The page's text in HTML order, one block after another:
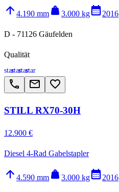
arrow_upward 4.190 mm weight 3.000 kgcalendar_month2016
D - 71126 Gäufelden
Qualität
starstarstarstar
call email favorite_border
STILL RX70-30H
12.900 €
Diesel 4-Rad Gabelstapler
arrow_upward 4.590 mm weight 3.000 kgcalendar_month2016